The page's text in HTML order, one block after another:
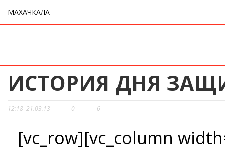
МАХАЧКАЛА
ИСТОРИЯ ДНЯ
12:18 21.03.13 0 6
[vc_row][vc_column